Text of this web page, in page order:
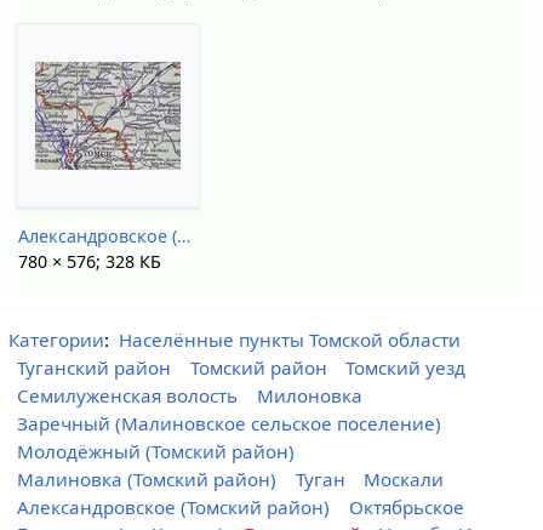
Александровское (1943).jpg
780 × 576; 328 КБ
Категории: Населённые пункты Томской области
Туганский район
Томский район
Томский уезд
Семилуженская волость
Милоновка
Заречный (Малиновское сельское поселение)
Молодёжный (Томский район)
Малиновка (Томский район)
Туган
Москали
Александровское (Томский район)
Октябрьское